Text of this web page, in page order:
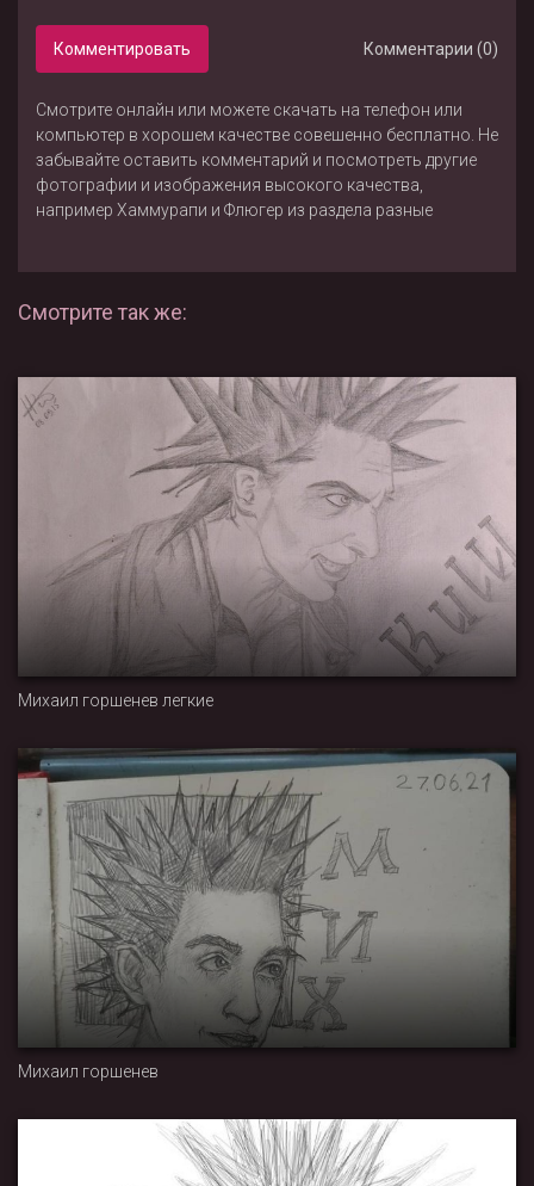
Комментировать Комментарии (0)
Смотрите онлайн или можете скачать на телефон или
компьютер в хорошем качестве совешенно бесплатно. Не
забывайте оставить комментарий и посмотреть другие
фотографии и изображения высокого качества,
например Хаммурапи и Флюгер из раздела разные
Смотрите так же:
Михаил горшенев легкие
Михаил горшенев